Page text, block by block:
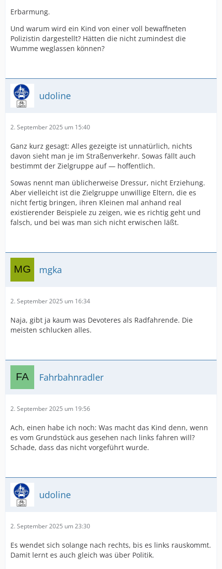
Erbarmung.
Und warum wird ein Kind von einer voll bewaffneten
Polizistin dargestellt? Hätten die nicht zumindest die
Wumme weglassen können?
udoline
2. September 2025 um 15:40
Ganz kurz gesagt: Alles gezeigte ist unnatürlich, nichts
davon sieht man je im Straßenverkehr. Sowas fällt auch
bestimmt der Zielgruppe auf — hoffentlich.
Sowas nennt man üblicherweise Dressur, nicht Erziehung.
Aber vielleicht ist die Zielgruppe unwillige Eltern, die es
nicht fertig bringen, ihren Kleinen mal anhand real
existierender Beispiele zu zeigen, wie es richtig geht und
falsch, und bei was man sich nicht erwischen läßt.
mgka
2. September 2025 um 16:34
Naja, gibt ja kaum was Devoteres als Radfahrende. Die
meisten schlucken alles.
Fahrbahnradler
2. September 2025 um 19:56
Ach, einen habe ich noch: Was macht das Kind denn, wenn
es vom Grundstück aus gesehen nach links fahren will?
Schade, dass das nicht vorgeführt wurde.
udoline
2. September 2025 um 23:30
Es wendet sich solange nach rechts, bis es links rauskommt.
Damit lernt es auch gleich was über Politik.